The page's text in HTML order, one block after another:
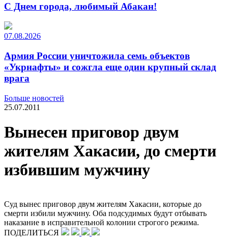
С Днем города, любимый Абакан!
07.08.2026
Армия России уничтожила семь объектов
«Укрнафты» и сожгла еще один крупный склад
врага
Больше новостей
25.07.2011
Вынесен приговор двум
жителям Хакасии, до смерти
избившим мужчину
Суд вынес приговор двум жителям Хакасии, которые до
смерти избили мужчину. Оба подсудимых будут отбывать
наказание в исправительной колонии строгого режима.
ПОДЕЛИТЬСЯ